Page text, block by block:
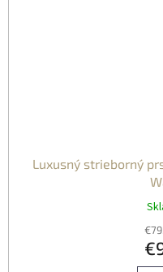
Luxusný strieborný